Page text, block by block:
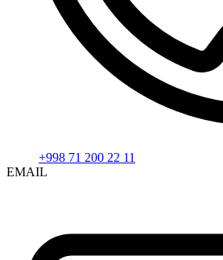
+998 71 200 22 11
EMAIL